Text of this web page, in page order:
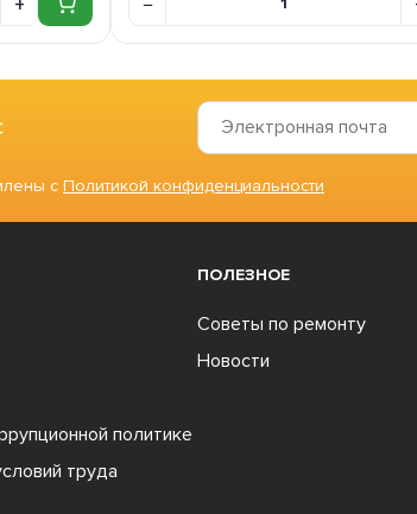
с Политикой конфиденциальности
политике
труда
ПОЛЕЗНОЕ
Советы по ремонту
Новости